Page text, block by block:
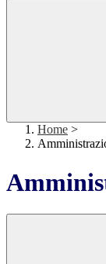
Home >